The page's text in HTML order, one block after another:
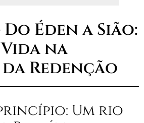
Éden a Sião:
na
Redenção
princípio: Um rio